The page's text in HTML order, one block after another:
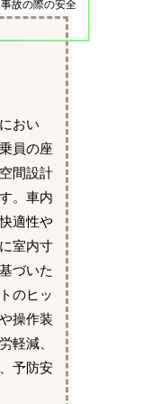
故の際の安全
おい
員の座
間設計
。車内
適性や
室内寸
づいた
のヒッ
操作装
軽減、
予防安